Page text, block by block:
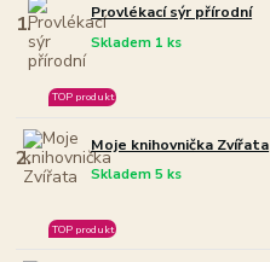
1. Provlékací sýr přírodní
Skladem 1 ks
TOP produkt
2. Moje knihovnička Zvířata
Skladem 5 ks
TOP produkt